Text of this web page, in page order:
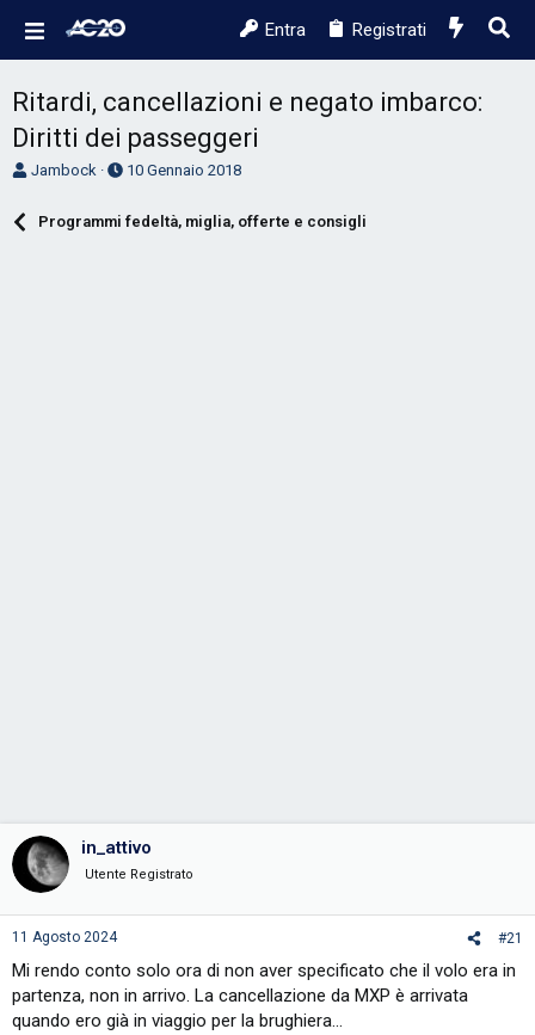
Entra Registrati
Ritardi, cancellazioni e negato imbarco:
Diritti dei passeggeri
A
Jambock
D
t
10 Gennaio 2018
Programmi fedeltà, miglia, offerte e consigli
in_attivo
Utente Registrato
11 Agosto 2024 #21
Mi rendo conto solo ora di non aver specificato che il volo era in
partenza, non in arrivo. La cancellazione da MXP è arrivata
quando ero già in viaggio per la brughiera...